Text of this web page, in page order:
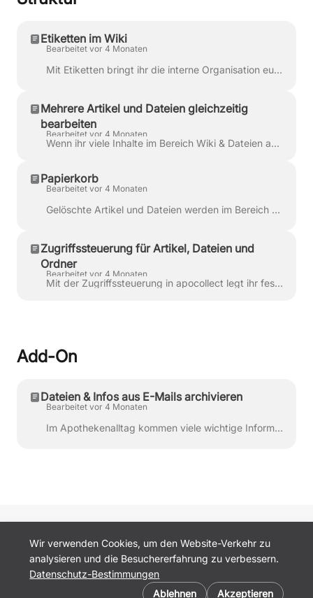
Wir verwenden Cookies, um den Website-Verkehr zu
analysieren und die Besuchererfahrung zu verbessern.
Datenschutz-Bestimmungen
Ablehnen
Akzeptieren
Etiketten im Wiki
Bearbeitet vor 4 Monaten
Mit Etiketten bringt ihr die interne Organisation eurer Wiki-Artikel auf ein neues Level. Sie helfen euch dabei, zusammengehörige Inhalte thematisc...
Mehrere Artikel und Dateien gleichzeitig
bearbeiten
Bearbeitet vor 4 Monaten
Wenn ihr viele Inhalte im Bereich Wiki & Dateien auf einmal anpassen möchtet, könnt ihr dafür die Massenmodifikation nutzen. Das spart besonders d...
Papierkorb
Bearbeitet vor 4 Monaten
Gelöschte Artikel und Dateien werden im Bereich Wiki & Dateien nicht sofort endgültig entfernt, sondern zunächst in den Papierkorb verschoben. Dor...
Zugriffssteuerung für Artikel, Dateien und
Ordner
Bearbeitet vor 4 Monaten
Mit der Zugriffssteuerung in apocollect legt ihr fest, wer Inhalte sehen, bearbeiten und verwalten darf . Das gilt sowohl für Wiki-Artikel als au...
Add-On
Dateien & Infos aus E-Mails archivieren
Bearbeitet vor 4 Monaten
Im Apothekenalltag kommen viele wichtige Informationen per E-Mail an: Rechnungen und Angebote vom Großhandel Verträge und Vereinbarungen Rundschreiben...
Cookie-Einstellungen
AGB
Datenschutz
Impressum